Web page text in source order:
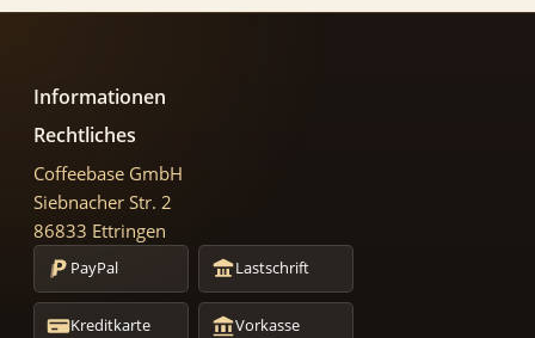
Informationen
Rechtliches
Coffeebase GmbH
Siebnacher Str. 2
86833 Ettringen
PayPal Lastschrift
Kreditkarte Vorkasse